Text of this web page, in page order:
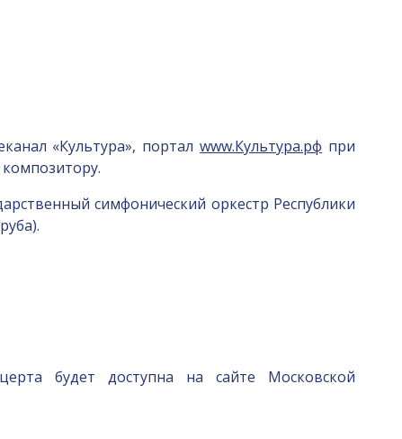
«Культура», порталwww.Культура.рф при
симфонический оркестр Республики
будет доступна на сайте Московской